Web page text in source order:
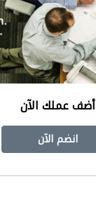
أضف عملك الآن
انضم الآن